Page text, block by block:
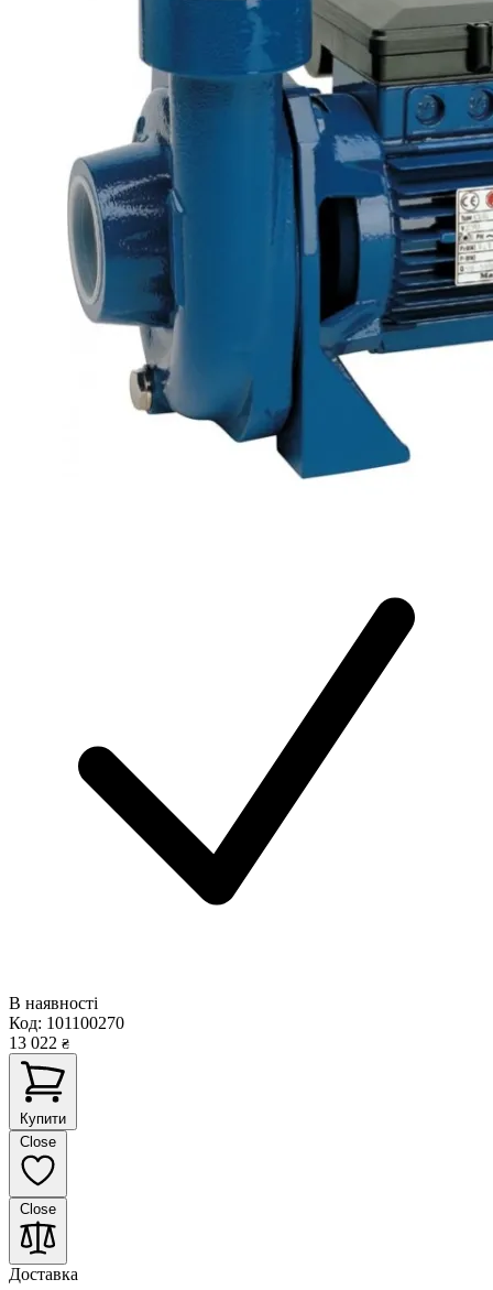
В наявності
Код: 101100270
13 022 ₴
Купити
Close
Close
Доставка